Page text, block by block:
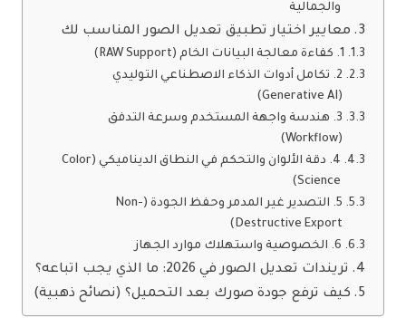
والجمالية
معايير اختيار تطبيق تعديل الصور المناسب لك
1. كفاءة معالجة البيانات الخام (RAW Support)
2. تكامل أدوات الذكاء الاصطناعي التوليدي
(Generative AI)
3. هندسة واجهة المستخدم وسرعة التدفق
(Workflow)
4. دقة الألوان والتحكم في النطاق الديناميكي (Color
Science)
5. التصدير غير المدمر وحفظ الجودة (Non-
Destructive Export)
6. الخصوصية واستهلاك موارد الجهاز
تريندات تعديل الصور في 2026: ما الذي يجب اتباعه؟
كيف ترفع جودة صورك بعد التحميل؟ (نصائح ذهبية)